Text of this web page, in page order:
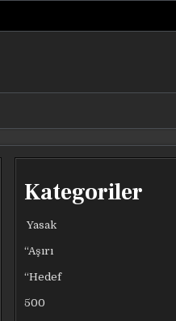
Kategoriler
Yasak
“Aşırı
“Hedef
500